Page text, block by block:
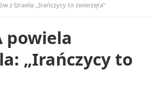
z Izraela: „Irańczycy to zwierzęta”
powiela
„Irańczycy to